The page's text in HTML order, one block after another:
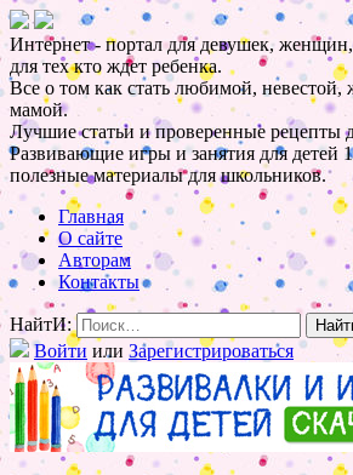
Интернет - портал для девушек,
для тех кто ждет ребенка.
Все о том как стать любимой, невестой,
мамой.
Лучшие статьи и проверенные
Развивающие игры и занятия для детей
полезные материалы для школьников.
Главная
О сайте
Авторам
Контакты
НайтИ:
Войти или Зарегистрироваться